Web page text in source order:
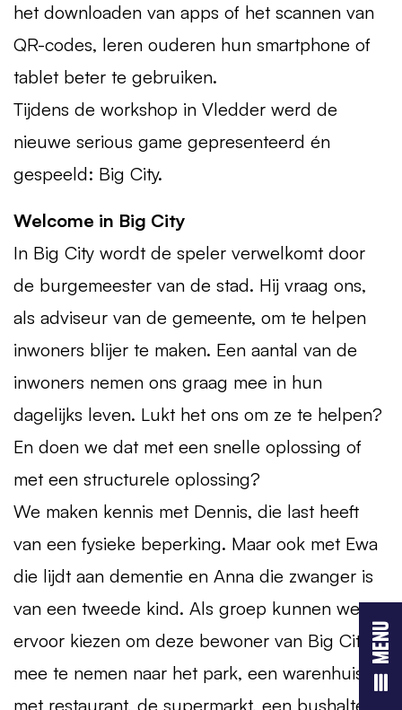
menu
het downloaden van apps of het scannen van
QR-codes, leren ouderen hun smartphone of
tablet beter te gebruiken.
Tijdens de workshop in Vledder werd de
nieuwe serious game gepresenteerd én
gespeeld: Big City.
Welcome in Big City
In Big City wordt de speler verwelkomt door
de burgemeester van de stad. Hij vraag ons,
als adviseur van de gemeente, om te helpen
inwoners blijer te maken. Een aantal van de
inwoners nemen ons graag mee in hun
dagelijks leven. Lukt het ons om ze te helpen?
En doen we dat met een snelle oplossing of
met een structurele oplossing?
We maken kennis met Dennis, die last heeft
van een fysieke beperking. Maar ook met Ewa
die lijdt aan dementie en Anna die zwanger is
van een tweede kind. Als groep kunnen we
ervoor kiezen om deze bewoner van Big City
mee te nemen naar het park, een warenhuis
met restaurant, de supermarkt, een bushalte,